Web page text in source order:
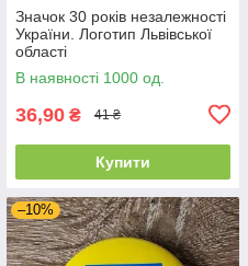
Значок 30 років незалежності
України. Логотип Львівської
області
В наявності 1000 од.
36,90 ₴ 41 ₴
Купити
–10%